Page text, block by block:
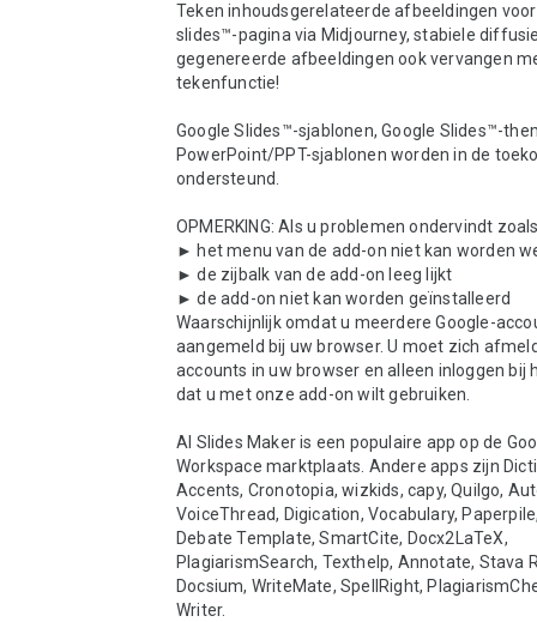
Teken inhoudsgerelateerde afbeeldingen
slides™-pagina via Midjourney, stabiele
gegenereerde afbeeldingen ook vervangen
tekenfunctie!
Google Slides™-sjablonen, Google Slides™-
PowerPoint/PPT-sjablonen worden in de
ondersteund.
OPMERKING: Als u problemen ondervindt
► het menu van de add-on niet kan worden
► de zijbalk van de add-on leeg lijkt
► de add-on niet kan worden geïnstalleerd
Waarschijnlijk omdat u meerdere Google-
aangemeld bij uw browser. U moet zich
accounts in uw browser en alleen inloggen bij
dat u met onze add-on wilt gebruiken.
AI Slides Maker is een populaire app op de
Workspace marktplaats. Andere apps zijn
Accents, Cronotopia, wizkids, capy, Quilgo,
VoiceThread, Digication, Vocabulary,
Debate Template, SmartCite, Docx2LaTeX,
PlagiarismSearch, Texthelp, Annotate, Stava
Docsium, WriteMate, SpellRight,
Writer.